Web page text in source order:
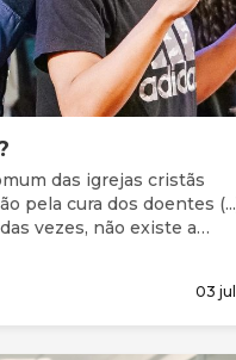
das igrejas cristãs
pela cura dos doentes
vezes, não existe a
mais graves e
ou oncológicas.
03